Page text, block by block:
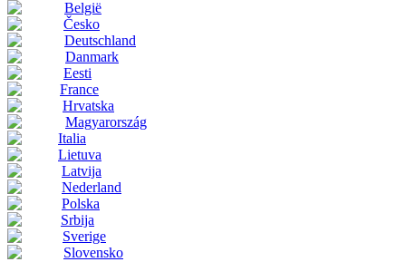
België
Česko
Deutschland
Danmark
Eesti
France
Hrvatska
Magyarország
Italia
Lietuva
Latvija
Nederland
Polska
Srbija
Sverige
Slovensko